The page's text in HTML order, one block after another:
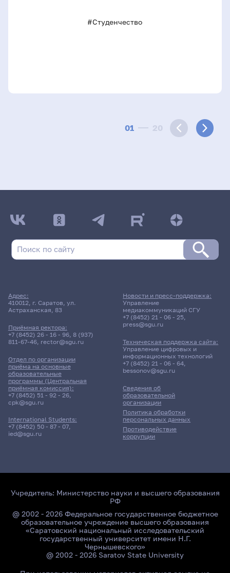
01 20
#Студенчество
Адрес:
410012, г. Саратов, ул.
Астраханская, 83
Приёмная ректора:
+7 (8452) 26 - 16 - 96, 8 (937)
811-67-46, rector@sgu.ru
Отдел по организации
приёма на основные
образовательные
программы (Центральная
приёмная комиссия):
+7 (8452) 51 - 92 - 26,
cpk@sgu.ru
International Students:
+7 (8452) 50 - 87 - 07,
ied@sgu.ru
Сведения об
образовательной
организации
Политика обработки
персональных данных
Противодействие
коррупции
Новости и пресс-поддержка:
Управление
медиакоммуникаций СГУ
+7 (8452) 21 - 06 - 25,
press@sgu.ru
Техническая поддержка сайта:
Управление цифровых и
информационных технологий
+7 (8452) 21 - 06 - 64,
bessonov@sgu.ru
Учредитель: Министерство науки и высшего образования
РФ
@ 2002 - 2026 Федеральное государственное бюджетное
образовательное учреждение высшего образования
«Саратовский национальный исследовательский
государственный университет имени Н.Г.
Чернышевского»
@ 2002 - 2026 Saratov State University